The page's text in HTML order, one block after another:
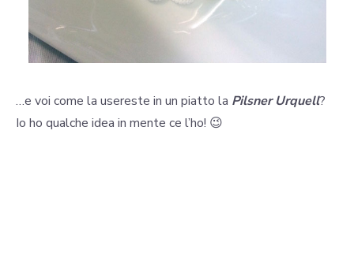
…e voi come la usereste in un piatto la Pilsner Urquell?
Io ho qualche idea in mente ce l’ho! 😉